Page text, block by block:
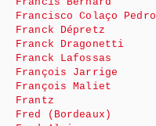
Francisco Colaço Pedro
Franck Dépretz
Franck Dragonetti
Franck Lafossas
François Jarrige
François Maliet
Frantz
Fred (Bordeaux)